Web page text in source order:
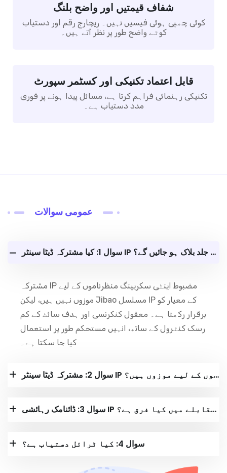
شفاف قیمتیں اور واضح بلنگ
کوئی چھپی ہوئی فیسیں نہیں۔ ریچارج رقم اور دستیاب
کوٹے واضح طور پر نظر آتے ہیں۔
قابل اعتماد تکنیکی اور کسٹمر سپورٹ
تکنیکی رہنمائی فراہم کرتا ہے، مسائل پیدا ہونے پر فوری
مدد دستیاب ہے۔
عمومی سوالات
سوال 1: کیا مشترکہ ڈیٹا سینٹر IP بہت جلد بلاک ہو جائیں گے؟
مشترکہ IP مضبوط اینٹی سکریپنگ منظرناموں کے لیے
موزوں نہیں ہیں، لیکن Jibao مسلسل IP کے معیار کو
برقرار رکھتا ہے۔ معقول کنکرنسی اور ہدف سائٹ کے کم
رسک کنٹرول کے ساتھ، انہیں مستحکم طور پر استعمال
کیا جا سکتا ہے۔
سوال 2: مشترکہ ڈیٹا سینٹر IP کن منظرناموں کے لیے موزوں ہیں؟
سوال 3: ڈائنامک رہائشی IP کے مقابلے میں کیا فرق ہے؟
سوال 4: کیا ٹرائل دستیاب ہے؟